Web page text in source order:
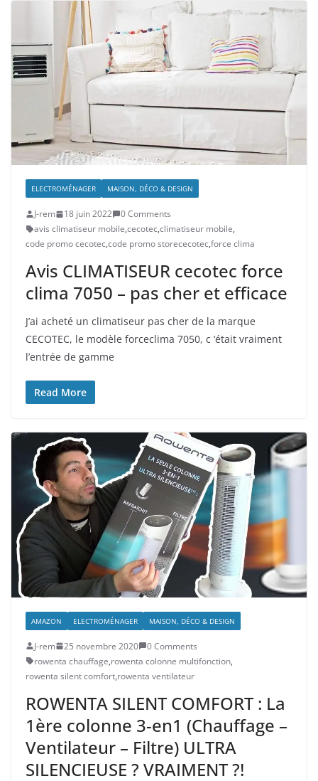
ELECTROMÉNAGER MAISON, DÉCO & DESIGN
J-rem 18 juin 2022
0 Comments
avis climatiseur mobile,cecotec,climatiseur mobile,
code promo cecotec,code promo storececotec,force clima
Avis CLIMATISEUR cecotec force
clima 7050 – pas cher et efficace
J’ai acheté un climatiseur pas cher de la marque
CECOTEC, le modèle forceclima 7050, c ‘était vraiment
l’entrée de gamme
Read More
AMAZON ELECTROMÉNAGER MAISON, DÉCO & DESIGN
J-rem 25 novembre 2020
0 Comments
rowenta chauffage,rowenta colonne multifonction,
rowenta silent comfort,rowenta ventilateur
ROWENTA SILENT COMFORT : La
1ère colonne 3-en1 (Chauffage –
Ventilateur – Filtre) ULTRA
SILENCIEUSE ? VRAIMENT ?!